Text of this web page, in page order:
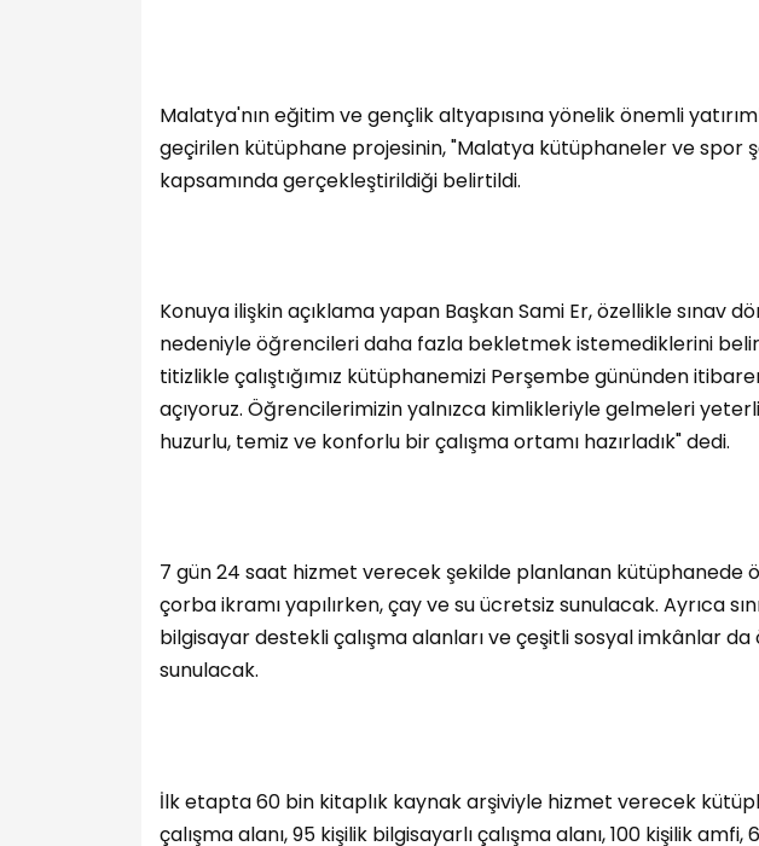
Malatya'nın eğitim ve gençlik altyapısına yönelik önemli
geçirilen kütüphane projesinin, "Malatya kütüphaneler ve spor
kapsamında gerçekleştirildiği belirtildi.
Konuya ilişkin açıklama yapan Başkan Sami Er, özellikle sınav
nedeniyle öğrencileri daha fazla bekletmek istemediklerini
titizlikle çalıştığımız kütüphanemizi Perşembe gününden
açıyoruz. Öğrencilerimizin yalnızca kimlikleriyle gelmeleri
huzurlu, temiz ve konforlu bir çalışma ortamı hazırladık" dedi.
7 gün 24 saat hizmet verecek şekilde planlanan kütüphanede
çorba ikramı yapılırken, çay ve su ücretsiz sunulacak. Ayrıca
bilgisayar destekli çalışma alanları ve çeşitli sosyal imkânlar da
sunulacak.
İlk etapta 60 bin kitaplık kaynak arşiviyle hizmet verecek
çalışma alanı, 95 kişilik bilgisayarlı çalışma alanı, 100 kişilik